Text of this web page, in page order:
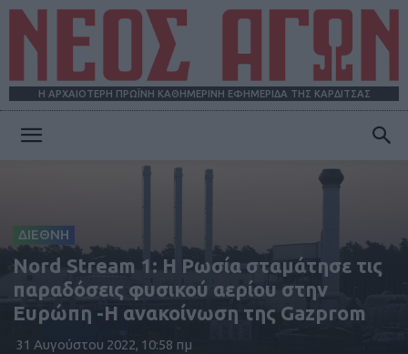
Η ΑΡΧΑΙΟΤΕΡΗ ΠΡΩΪΝΗ ΚΑΘΗΜΕΡΙΝΗ ΕΦΗΜΕΡΙΔΑ ΤΗΣ ΚΑΡΔΙΤΣΑΣ
ΔΙΕΘΝΗ
Nord Stream 1: Η Ρωσία σταμάτησε τις
παραδόσεις φυσικού αερίου στην
Ευρώπη -Η ανακοίνωση της Gazprom
31 Αυγούστου 2022, 10:58 πμ